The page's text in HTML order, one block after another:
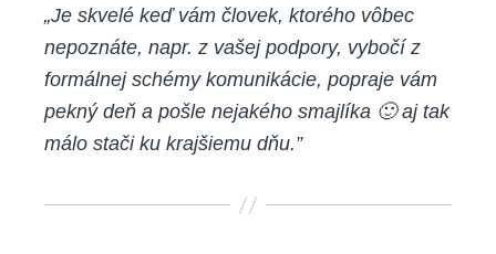
„Je skvelé keď vám človek, ktorého vôbec
nepoznáte, napr. z vašej podpory, vybočí z
formálnej schémy komunikácie, popraje vám
pekný deň a pošle nejakého smajlíka 🙂 aj tak
málo stači ku krajšiemu dňu.”